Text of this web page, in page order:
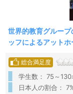
世界的教育グルー
ッフによるアットホ
総合満足度
学生数： 75～130
日本人の割合：